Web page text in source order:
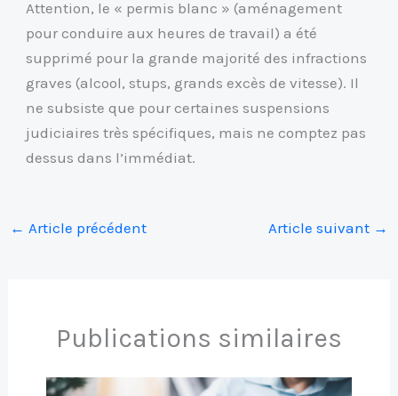
Attention, le « permis blanc » (aménagement
pour conduire aux heures de travail) a été
supprimé pour la grande majorité des infractions
graves (alcool, stups, grands excès de vitesse). Il
ne subsiste que pour certaines suspensions
judiciaires très spécifiques, mais ne comptez pas
dessus dans l’immédiat.
← Article précédent Article suivant →
Publications similaires